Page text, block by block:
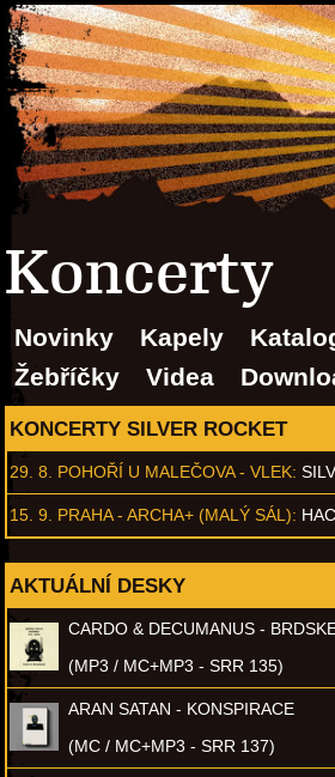
Koncerty
Novinky Kapely
Žebříčky
Videa
KONCERTY SILVER ROCKET
29. 8. POHOŘÍ U MALEČOVA - VLEK:
15. 9. PRAHA - ARCHA+ (MALÝ SÁL):
AKTUÁLNÍ DESKY
CARDO & DECUMANUS -
(MP3 / MC+MP3 - SRR 135)
ARAN SATAN - KONSPIRACE
(MC / MC+MP3 - SRR 137)